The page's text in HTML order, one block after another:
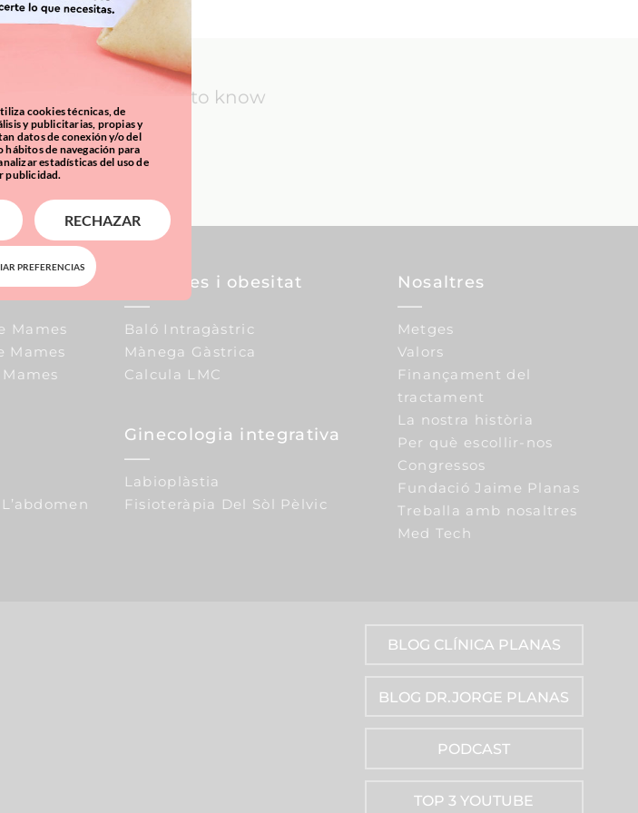
you need to know
MORE
Mames
Mames
Sobrepes i obesitat
Baló Intragàstric
Mànega Gàstrica
Calcula LMC
Ginecologia integrativa
Labioplàstia
Fisioteràpia Del Sòl Pèlvic
Nosaltres
Metges
Valors
Finançament del
tractament
La nostra història
Per què escollir-nos
Congressos
Fundació Jaime Planas
Treballa amb nosaltres
Med Tech
BLOG CLÍNICA PLANAS
BLOG DR.JORGE PLANAS
PODCAST
TOP 3 YOUTUBE
cookies técnicas, de
y publicitarias, propias y
datos de conexión y/o del
hábitos de navegación para
estadísticas del uso de
publicidad.
RECHAZAR
PREFERENCIAS